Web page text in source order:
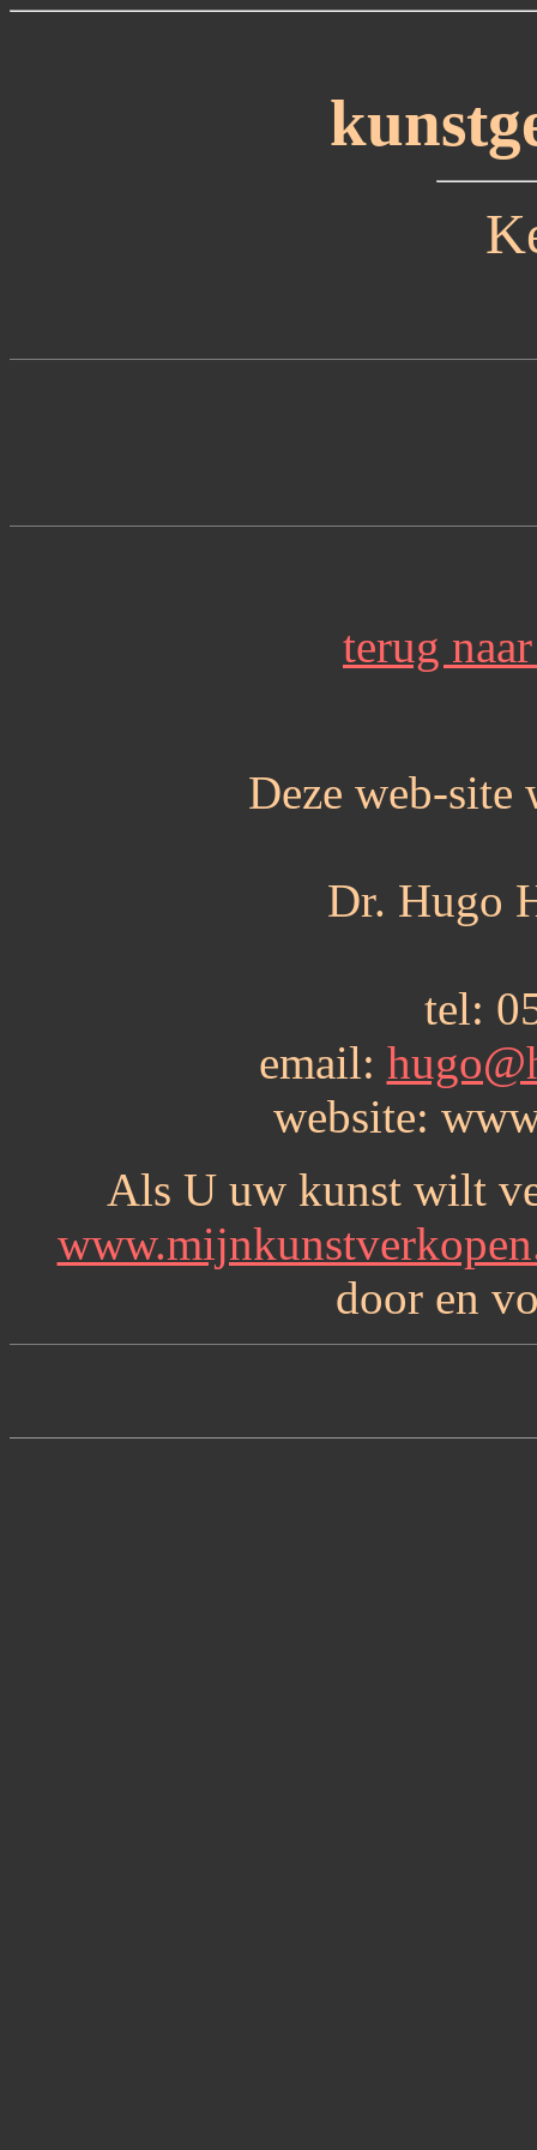
terug
Deze web-
Dr. Hugo
tel:
email:
website:
Als U uw kunst wilt
door en